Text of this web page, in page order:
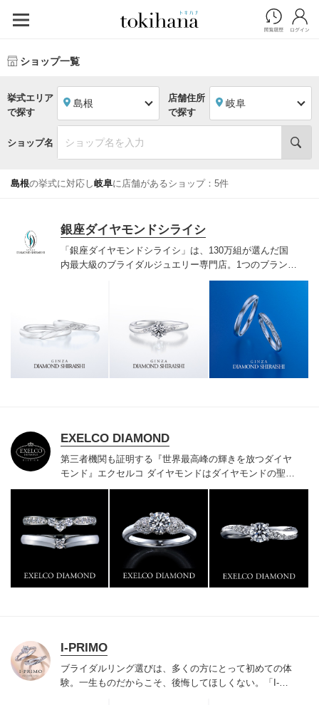
ショップ一覧
挙式エリア
で探す
島根
店舗住所
で探す
岐阜
ショップ名
島根の挙式に対応し岐阜に店舗があるショップ：5件
銀座ダイヤモンドシライシ
「銀座ダイヤモンドシライシ」は、130万組が選んだ国
内最大級のブライダルジュエリー専門店。1つのブランド
では国内最大級の700種類以上の豊富なデザインを取り
揃え、ふたりの「似合う」と「好き」を同時に叶えた満
足の選択ができる指輪をご提案しています。多くのお客
様にご満足いただけている、一生身に着けるための指輪
のクオリティや購入後のアフターサービスをぜひ一度店
頭でお確かめください。
EXELCO DIAMOND
第三者機関も証明する『世界最高峰の輝きを放つダイヤ
モンド』 エクセルコ ダイヤモンドはダイヤモンドの聖地
ベルギー発祥で200年以上の歴史がある真のカッターズ
門店としてリングのデザインや品質にもこだわっていま
す。おふたりに本物の輝きを一生身に着けていただきた
い想いで「ヴァージン・ダイヤモンド」「ハードプラチ
ナ」「保証内容」にこだわっています。
I-PRIMO
ブライダルリング選びは、多くの方にとって初めての体
験。一生ものだからこそ、後悔してほしくない。「I-